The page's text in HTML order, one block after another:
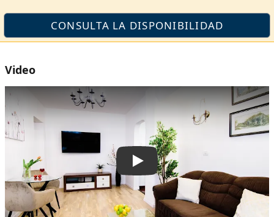
Video
Play